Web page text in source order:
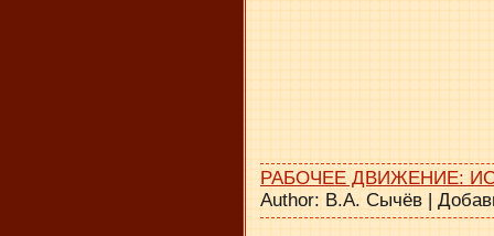
РАБОЧЕЕ ДВИЖЕНИЕ:
Author: В.А. Сычёв |